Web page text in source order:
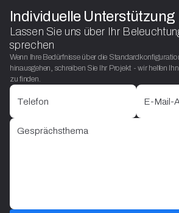
Individuelle Unterstützung
Lassen Sie uns über Ihr
sprechen
Wenn Ihre Bedürfnisse über die
hinausgehen, schreiben Sie Ihr Projekt - wir helfen
zu finden.